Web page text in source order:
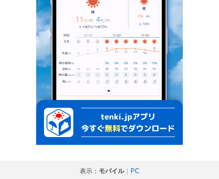
表示： モバイル｜ PC